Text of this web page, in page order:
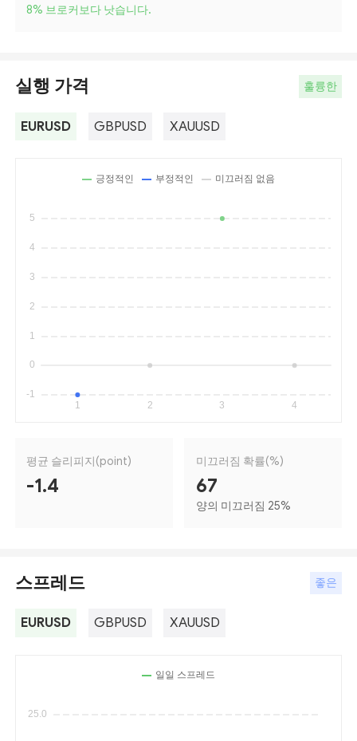
8% 브로커보다 낫습니다.
실행 가격 훌륭한
EURUSD GBPUSD XAUUSD
평균 슬리피지(point)
-1.4
미끄러짐 확률(%)
67
양의 미끄러짐 25%
스프레드 좋은
EURUSD GBPUSD XAUUSD